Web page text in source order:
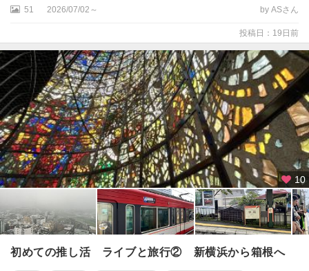
原
・
厚
木
・
丹
沢
小
田
・
真
・
51 2026/07/02～ by ASさん
投稿日：19日前
10
初めての推し活 ライブと旅行② 新横浜から箱根へ